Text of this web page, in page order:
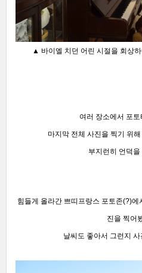
▲ 바이엘 치던 어린 시절을 회상
여러 장소에서 포
마지막 전체 사진을 찍기 위
부지런히 언덕
힘들게 올라간 쁘띠프랑스 포토존(?)에
진을 찍어
날씨도 좋아서 그런지 사